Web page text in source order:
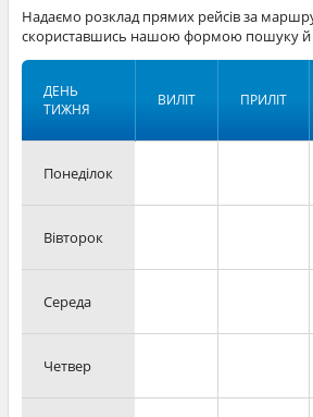
Надаємо розклад прямих рейсів за
скориставшись нашою формою пошуку й
ДЕНЬ
ТИЖНЯ
ВИЛІТ ПРИЛІТ
Понеділок
Вівторок
Середа
Четвер